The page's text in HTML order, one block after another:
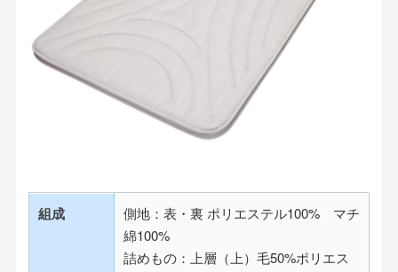
組成
側地：表・裏 ポリエステル100% マチ
綿100%
詰めもの：上層（上）毛50%ポリエス